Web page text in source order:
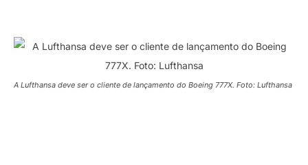
A Lufthansa deve ser o cliente de lançamento do Boeing 777X. Foto: Lufthansa